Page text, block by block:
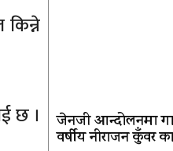
छ ।
जेनजी आन्दोलनमा
वर्षीय नीराजन कुँवर